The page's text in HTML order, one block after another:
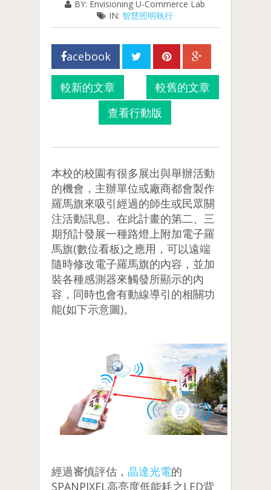
BY: Envisioning U-Commerce Lab
IN: 智慧照明執行
acebook
較新的文章
較舊的文章
查看行動版
本校的校園有很多展出與舉辦活動
的機會，主辦單位或廠商都會製作
羅馬旗來吸引經過的師生或民眾關
注活動訊息。在此計畫的第二、三
期預計發展一種路燈上附加電子羅
馬旗(數位看板)之應用，可以遠端
隨時修改電子羅馬旗的內容，並加
裝各種感測器來觸發所顯示的內
容，同時也會有動線導引的相關功
能(如下示意圖)。
經過審慎評估， 晶達光電的
SPANPIXEL高亮度低能耗之LED背